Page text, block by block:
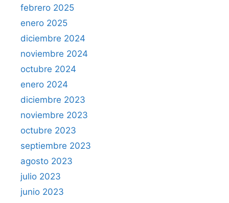
febrero 2025
enero 2025
diciembre 2024
noviembre 2024
octubre 2024
enero 2024
diciembre 2023
noviembre 2023
octubre 2023
septiembre 2023
agosto 2023
julio 2023
junio 2023